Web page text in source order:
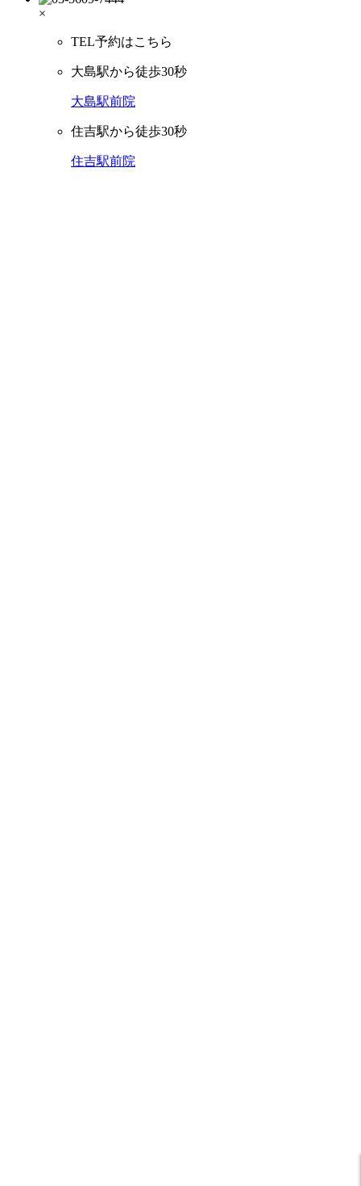
×
TEL予約はこちら
大島駅から徒歩30秒
大島駅前院
住吉駅から徒歩30秒
住吉駅前院